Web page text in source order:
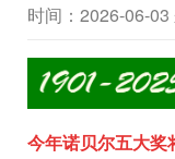
时间：2026-06-03
今年诺贝尔五大奖